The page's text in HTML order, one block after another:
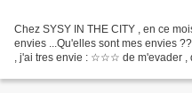
Chez SYSY IN THE CITY , en ce
envies ...Qu'elles sont mes envies
, j'ai tres envie : ☆☆☆ de m'evader ,